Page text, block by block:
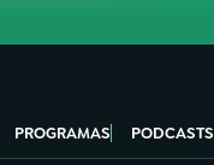
PROGRAMAS PODCASTS